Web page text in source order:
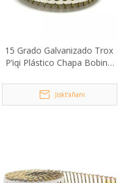
15 Grado Galvanizado Trox
P’iqi Plástico Chapa Bobina
Jiskt’añani